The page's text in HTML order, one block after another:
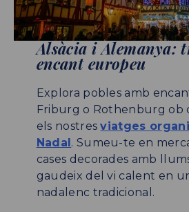
Alsàcia i Alemanya:
encant europeu
Explora pobles amb
Friburg o Rothenburg ob
els nostresviatges
Nadal . Sumeu-te en
cases decorades amb
gaudeix del vi calent en
nadalenc tradicional.